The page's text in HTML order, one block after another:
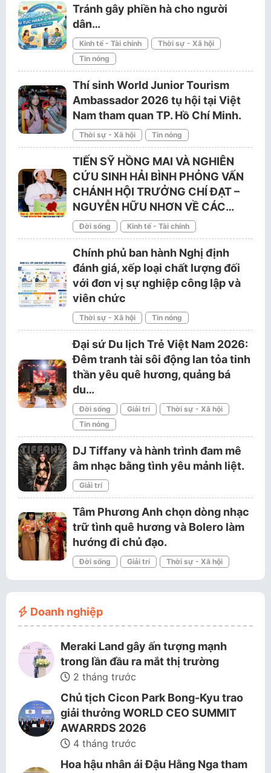
Tránh gây phiền hà cho người
dân…
Kinh tế - Tài chính
Thời sự - Xã hội
Tin nóng
Thí sinh World Junior Tourism
Ambassador 2026 tụ hội tại Việt
Nam tham quan TP. Hồ Chí Minh.
Thời sự - Xã hội Tin nóng
TIẾN SỸ HỒNG MAI VÀ NGHIÊN
CỨU SINH HẢI BÌNH PHỎNG VẤN
CHÁNH HỘI TRƯỞNG CHÍ ĐẠT –
NGUYỄN HỮU NHƠN VỀ CÁC…
Đời sống Kinh tế - Tài chính
Chính phủ ban hành Nghị định
đánh giá, xếp loại chất lượng đối
với đơn vị sự nghiệp công lập và
viên chức
Thời sự - Xã hội Tin nóng
Đại sứ Du lịch Trẻ Việt Nam 2026:
Đêm tranh tài sôi động lan tỏa tinh
thần yêu quê hương, quảng bá
du…
Đời sống Giải trí
Thời sự - Xã hội
Tin nóng
DJ Tiffany và hành trình đam mê
âm nhạc bằng tình yêu mảnh liệt.
Giải trí
Tâm Phương Anh chọn dòng nhạc
trữ tình quê hương và Bolero làm
hướng đi chủ đạo.
Đời sống Giải trí Thời sự - Xã hội
Doanh nghiệp
Meraki Land gây ấn tượng mạnh
trong lần đầu ra mắt thị trường
2 tháng trước
Chủ tịch Cicon Park Bong-Kyu trao
giải thưởng WORLD CEO SUMMIT
AWARRDS 2026
4 tháng trước
Hoa hậu nhân ái Đậu Hằng Nga tham